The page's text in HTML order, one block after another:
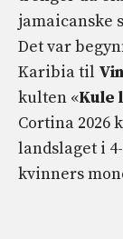
jamaicanske
Det var
Karibia til
kulten «Kule
Cortina 2026
landslaget i
kvinners